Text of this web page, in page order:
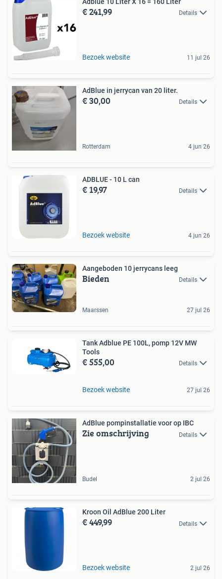
€ 241,99 Details
Bezoek website 11 jul 26
AdBlue in jerrycan van 20 liter.
€ 30,00 Details
Rotterdam 4 jun 26
ADBLUE - 10 L can
€ 19,97 Details
Bezoek website 4 jun 26
Aangeboden 10 jerrycans leeg
Bieden Details
Maarssen 27 jul 26
Tank Adblue PE 100L, pomp 12V MW
Tools
€ 555,00 Details
Bezoek website 27 jul 26
AdBlue pompinstallatie voor op IBC
Zie omschrijving Details
Budel 2 jul 26
Kroon Oil AdBlue 200 Liter
€ 449,99 Details
Bezoek website 2 jul 26